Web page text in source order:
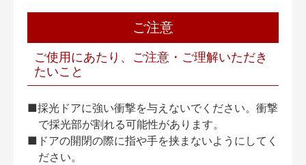
ご注意
ご使用にあたり、ご注意・ご理解いただき
たいこと
■採光ドアに強い衝撃を与えないでください。衝撃
で採光部が割れる可能性があります。
■ドアの開閉の際に指や手を挟まないようにしてく
ださい。